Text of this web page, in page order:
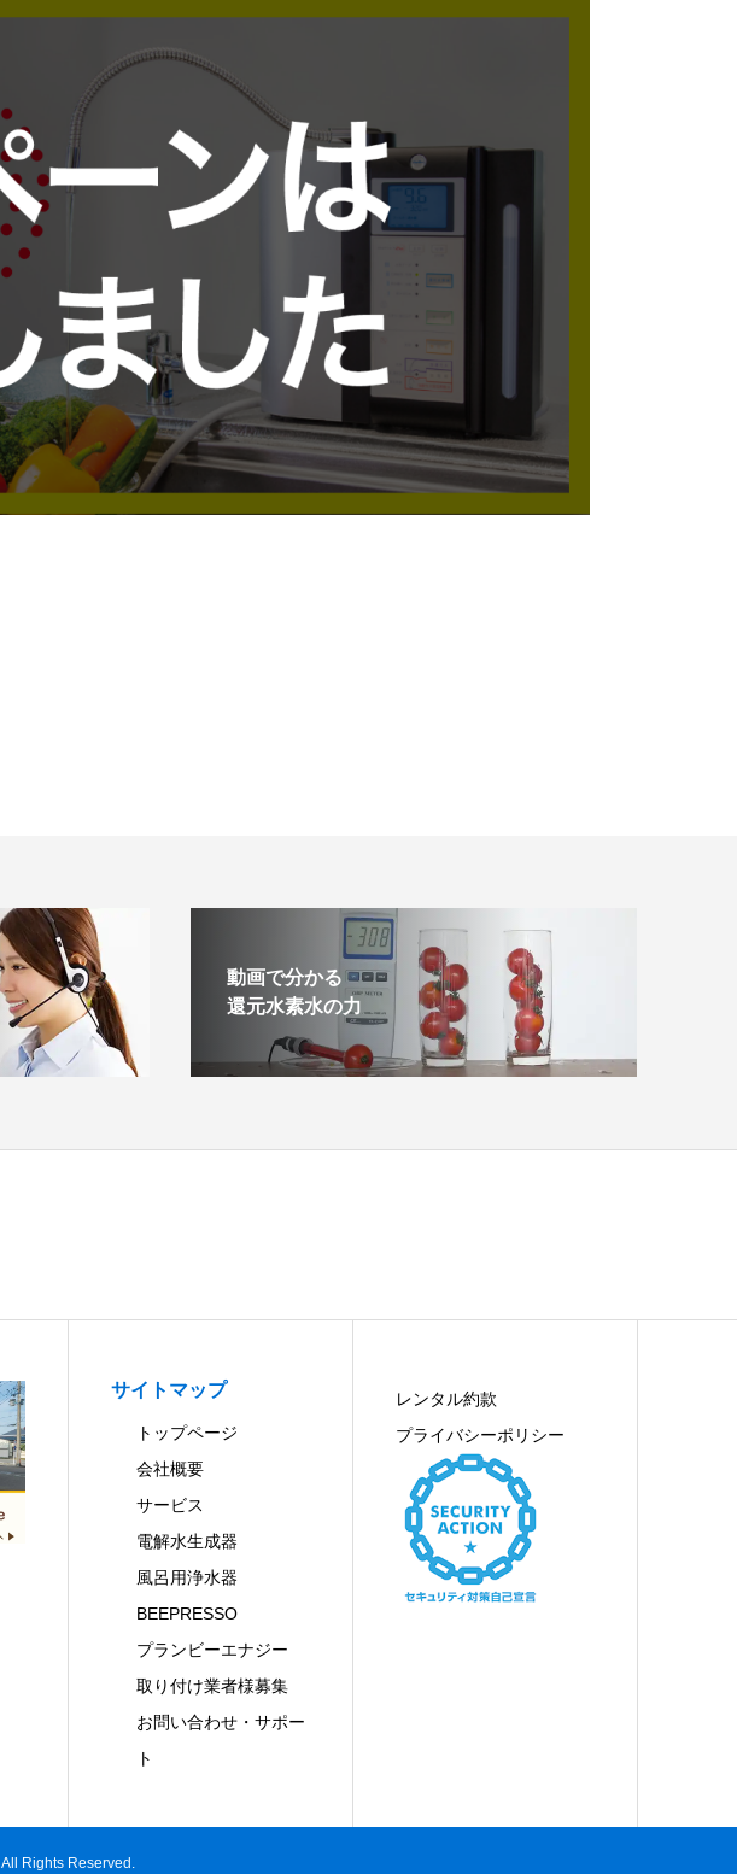
動画で分かる
還元水素水の力
サイトマップ
トップページ
会社概要
サービス
電解水生成器
風呂用浄水器
BEEPRESSO
プランビーエナジー
取り付け業者様募集
お問い合わせ・サポー
ト
レンタル約款
プライバシーポリシー
Rights Reserved.